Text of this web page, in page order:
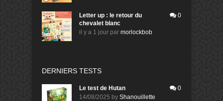
Letter up : le retour du
chevalet blanc
il y a 1 jour par morlockbob
0
DERNIERS TESTS
Le test de Hutan
14/08/2025 by Shanouillette
0